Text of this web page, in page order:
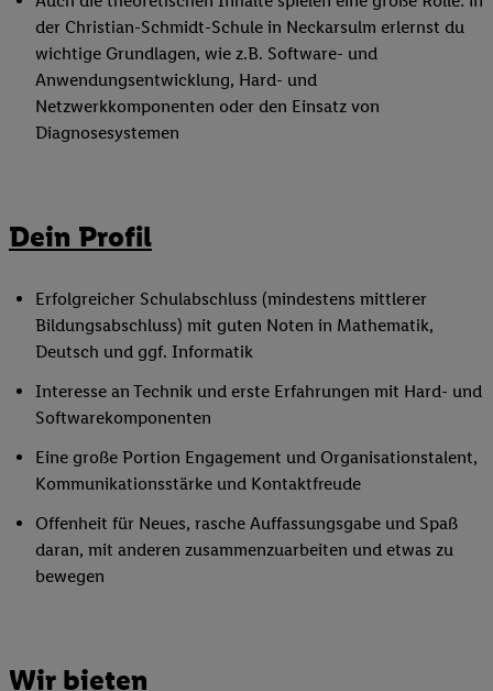
der Christian-Schmidt-Schule in Neckarsulm erlernst du
wichtige Grundlagen, wie z.B. Software- und
Anwendungsentwicklung, Hard- und
Netzwerkkomponenten oder den Einsatz von
Diagnosesystemen
Dein Profil
Erfolgreicher Schulabschluss (mindestens mittlerer
Bildungsabschluss) mit guten Noten in Mathematik,
Deutsch und ggf. Informatik
Interesse an Technik und erste Erfahrungen mit Hard- und
Softwarekomponenten
Eine große Portion Engagement und Organisationstalent,
Kommunikationsstärke und Kontaktfreude
Offenheit für Neues, rasche Auffassungsgabe und Spaß
daran, mit anderen zusammenzuarbeiten und etwas zu
bewegen
Wir bieten